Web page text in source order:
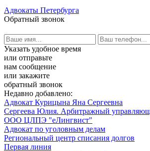
Адвокаты Петербурга
Обратный звонок
Указать удобное время
или отправьте
нам сообщение
или закажите
обратный звонок
Недавно добавлено:
Адвокат Курицына Яна Сергеевна
Сергеева Юлия. Арбитражный
ООО ЦЛПЭ "еЛингвист"
Адвокат по уголовным делам
Региональный центр списания долгов
Первая линия